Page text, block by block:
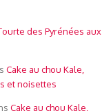
des Pyrénées aux
Cake au chou Kale,
et noisettes
Cake au chou Kale,